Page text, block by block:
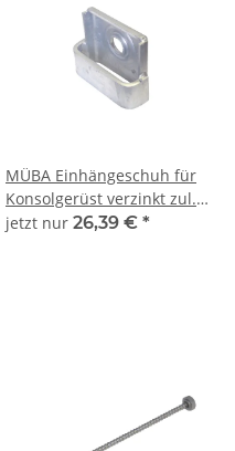
MÜBA Einhängeschuh für
Konsolgerüst verzinkt zul.
Tragkraft 18 kN
jetzt nur 26,39 € *